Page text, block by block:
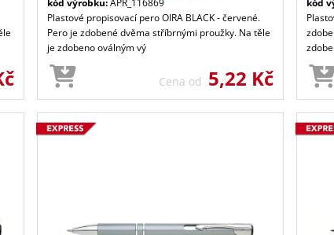
kód výrobku:APR_116869
Plastové propisovací pero OIRA BLACK - červené.
Pero je zdobené dvěma stříbrnými proužky. Na těle
je zdobeno oválným vý
Cena od 5,22 Kč
kód